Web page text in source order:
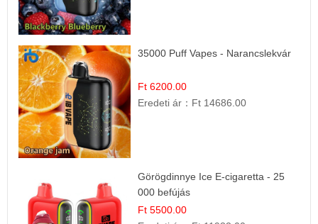
35000 Puff Vapes - Narancslekvár
Ft 6200.00
Eredeti ár： Ft 14686.00
Görögdinnye Ice E-cigaretta - 25
000 befújás
Ft 5500.00